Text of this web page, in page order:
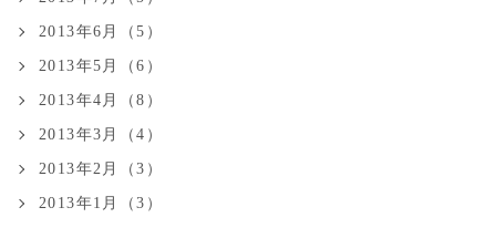
2013年6月（5）
2013年5月（6）
2013年4月（8）
2013年3月（4）
2013年2月（3）
2013年1月（3）